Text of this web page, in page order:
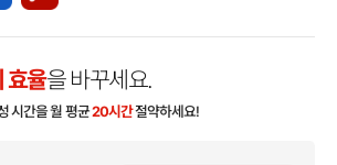
효율을 바꾸세요.
시간을 월 평균20시간절약하세요!